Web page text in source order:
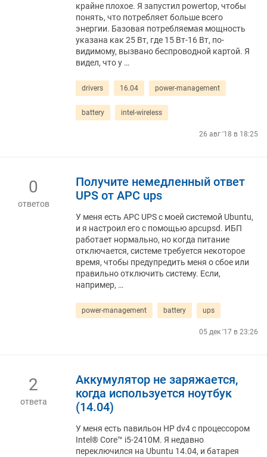
крайне плохое. Я запустил powertop, чтобы
понять, что потребляет больше всего
энергии. Базовая потребляемая мощность
указана как 25 Вт, где 15 Вт-16 Вт, по-
видимому, вызвано беспроводной картой. Я
видел, что у …
drivers 16.04 power-management
battery intel-wireless
26 авг '18 в 18:25
0
ответов
Получите немедленный ответ
UPS от APC ups
У меня есть APC UPS с моей системой Ubuntu,
и я настроил его с помощью apcupsd. ИБП
работает нормально, но когда питание
отключается, системе требуется некоторое
время, чтобы предупредить меня о сбое или
правильно отключить систему. Если,
например, …
power-management battery ups
05 дек '17 в 23:26
2
ответа
Аккумулятор не заряжается,
когда используется ноутбук
(14.04)
У меня есть павильон HP dv4 с процессором
Intel® Core™ i5-2410M. Я недавно
переключился на Ubuntu 14.04, и батарея